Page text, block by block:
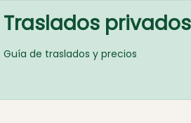
y
Parque
Traslados
Guía de traslados y precios